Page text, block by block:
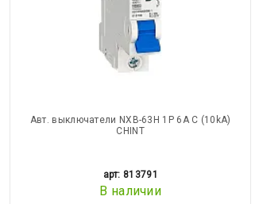
Авт. выключатели NXB-63H 1P 6A С (10kA)
CHINT
арт: 813791
В наличии